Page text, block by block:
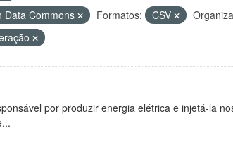
Data Commons
Formatos: CSV
por produzir energia elétrica e injetá-la